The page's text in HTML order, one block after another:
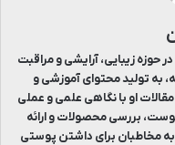
زیبایی، آرایشی و مراقبت
به تولید محتوای آموزشی و
مقالات او با نگاهی علمی و عملی
بررسی محصولات و ارائه
مخاطبان برای داشتن پوستی